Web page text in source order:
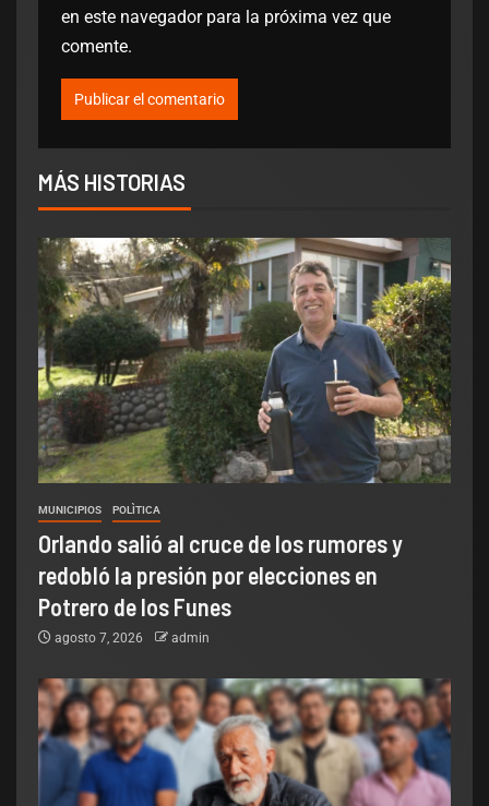
en este navegador para la próxima vez que
comente.
MÁS HISTORIAS
MUNICIPIOS POLÌTICA
Orlando salió al cruce de los rumores y
redobló la presión por elecciones en
Potrero de los Funes
agosto 7, 2026 admin